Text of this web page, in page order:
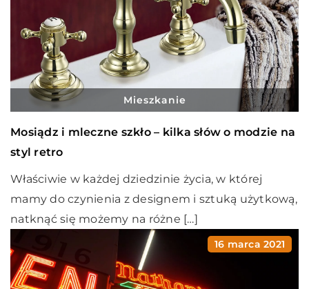
Mieszkanie
Mosiądz i mleczne szkło – kilka słów o modzie na
styl retro
Właściwie w każdej dziedzinie życia, w której
mamy do czynienia z designem i sztuką użytkową,
natknąć się możemy na różne […]
16 marca 2021